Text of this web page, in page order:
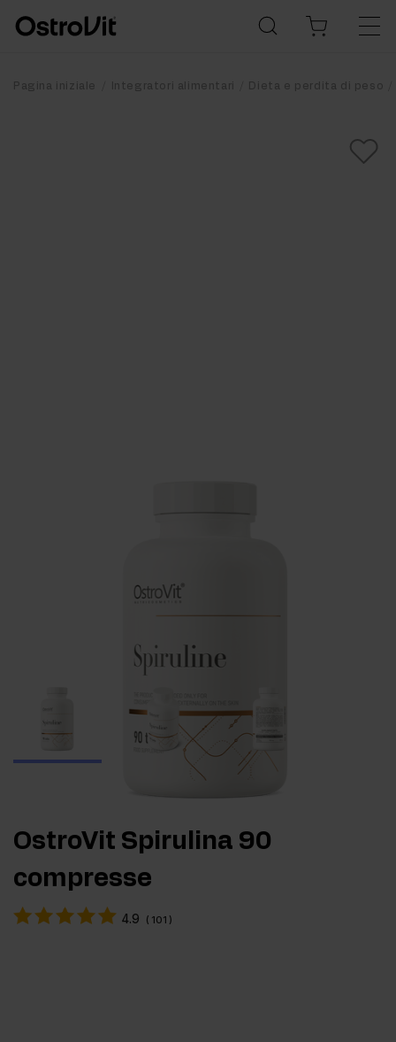
Pagina iniziale Integratori alimentari Dieta e perdita di peso
OstroVit Spirulina 90
compresse
4.9 ( 101 )